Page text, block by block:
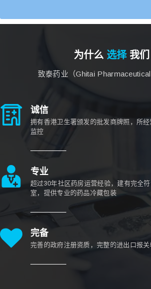
为什么 选择我们
致泰药业（Ghitai Pharmaceutical
诚信
拥有香港卫生署颁发的批发商牌照，所
监控
专业
超过30年社区药房运营经验，建有完全
室，提供专业的药品冷藏包装
完备
完善的政府注册资质，完整的进出口报